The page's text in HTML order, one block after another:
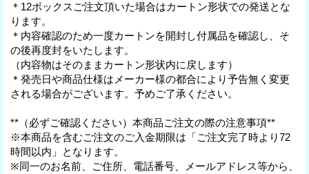
＊12ボックスご注文頂いた場合はカートン形状での発送とな
ります。
＊内容確認のため一度カートンを開封し付属品を確認し、そ
の後再度封をいたします。
（内容物はそのままカートン形状内に戻します）
＊発売日や商品仕様はメーカー様の都合により予告無く変更
される場合がございます。予めご了承ください。
**（必ずご確認ください）本商品ご注文の際の注意事項**
※本商品を含むご注文のご入金期限は「ご注文完了時より72
時間以内」となります。
※同一のお名前、ご住所、電話番号、メールアドレス等から、